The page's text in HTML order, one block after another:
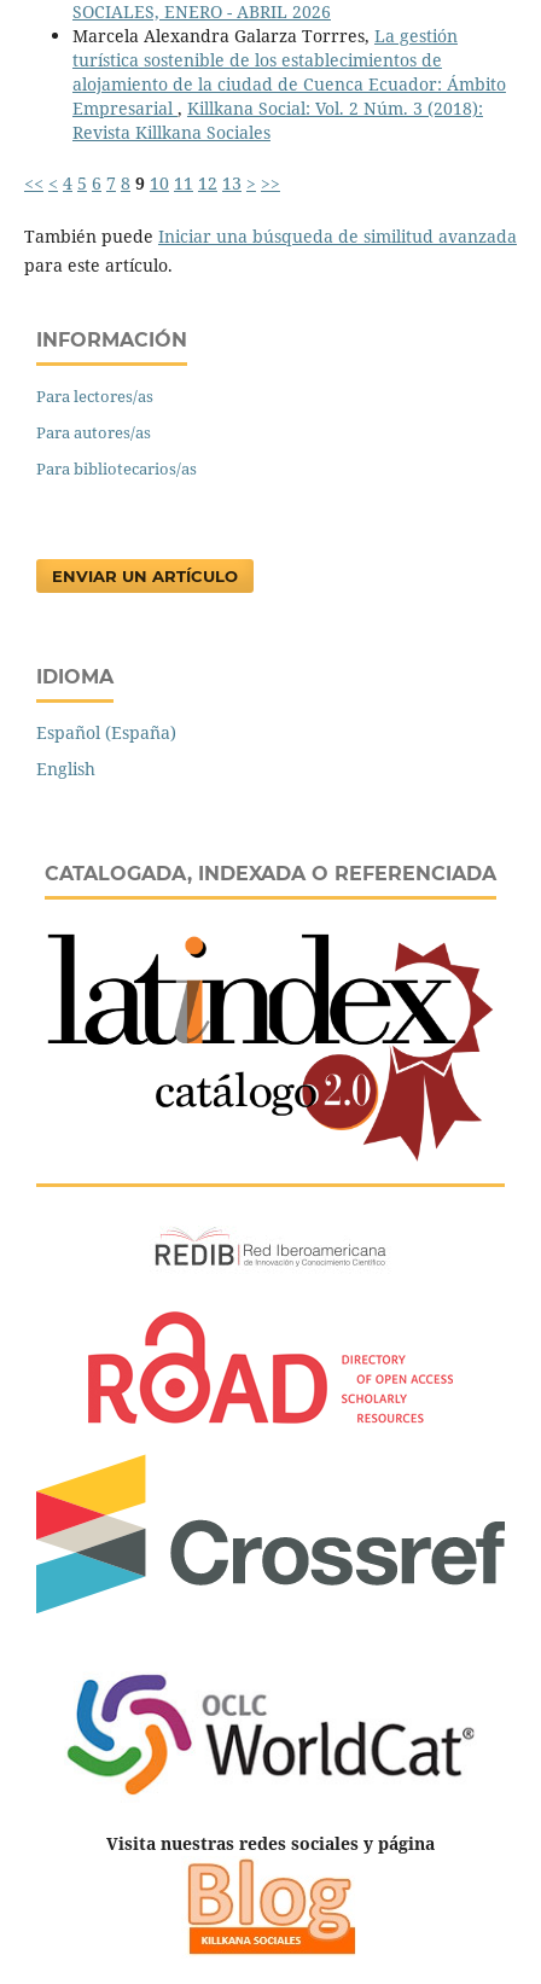
SOCIALES, ENERO - ABRIL 2026
Marcela Alexandra Galarza Torrres, La gestión
turística sostenible de los establecimientos de
alojamiento de la ciudad de Cuenca Ecuador: Ámbito
Empresarial , Killkana Social: Vol. 2 Núm. 3 (2018):
Revista Killkana Sociales
<< < 4 5 6 7 8 9 10 11 12 13 > >>
También puede Iniciar una búsqueda de similitud avanzada
para este artículo.
INFORMACIÓN
Para lectores/as
Para autores/as
Para bibliotecarios/as
ENVIAR UN ARTÍCULO
IDIOMA
Español (España)
English
CATALOGADA, INDEXADA O REFERENCIADA
Visita nuestras redes sociales y página